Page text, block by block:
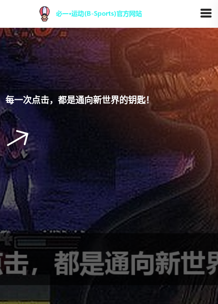
每一次点击，都是通向新世界的钥匙！